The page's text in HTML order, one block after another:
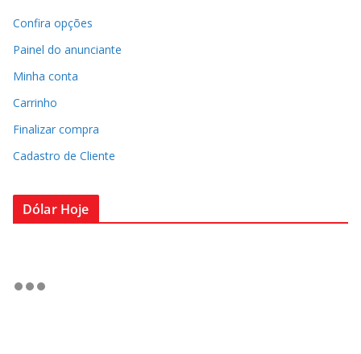
Confira opções
Painel do anunciante
Minha conta
Carrinho
Finalizar compra
Cadastro de Cliente
Dólar Hoje